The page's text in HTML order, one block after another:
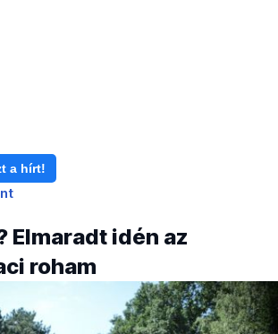
a hírt!
Elmaradt idén az
roham